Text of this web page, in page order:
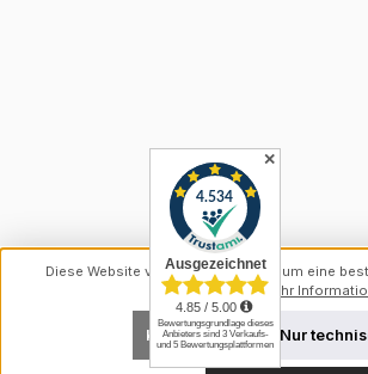
✕
Diese Website verwendet Cookies, um eine
können.Mehr
Nur
Konfigurieren